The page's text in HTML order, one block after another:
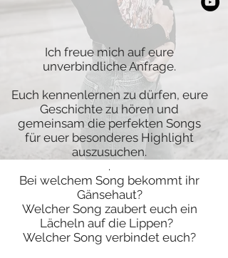
Ich freue mich auf eure
unverbindliche Anfrage.
Euch kennenlernen zu dürfen, eure
Geschichte zu hören und
gemeinsam die perfekten Songs
für euer besonderes Highlight
auszusuchen.
.
Bei welchem Song bekommt ihr
Gänsehaut?
Welcher Song zaubert euch ein
Lächeln auf die Lippen?
Welcher Song verbindet euch?